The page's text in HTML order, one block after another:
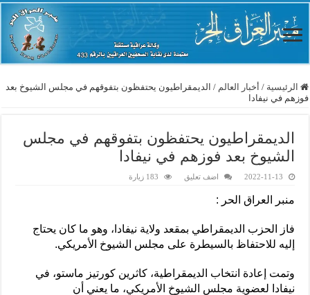
الرئيسية / أخبار العالم / الديمقراطيون يحتفظون بتفوقهم في مجلس الشيوخ بعد
فوزهم في نيفادا
الديمقراطيون يحتفظون بتفوقهم في مجلس
الشيوخ بعد فوزهم في نيفادا
2022-11-13 اضف تعليق 183 زيارة
منبر العراق الحر :
فاز الحزب الديمقراطي بمقعد ولاية نيفادا، وهو ما كان يحتاج
إليه للاحتفاظ بالسيطرة على مجلس الشيوخ الأمريكي.
وتمت إعادة انتخاب الديمقراطية، كاثرين كورتيز ماستو، في
نيفادا لعضوية مجلس الشيوخ الأمريكي، ما يعني أن